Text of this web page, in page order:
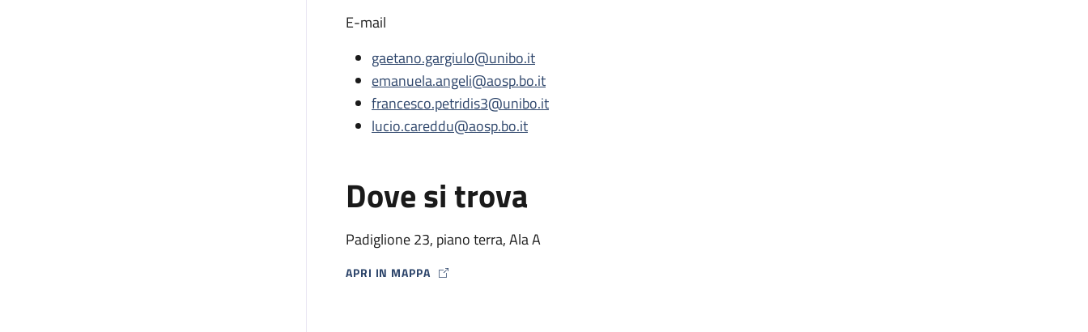
E-mail
gaetano.gargiulo@unibo.it
emanuela.angeli@aosp.bo.it
francesco.petridis3@unibo.it
lucio.careddu@aosp.bo.it
Dove si trova
Padiglione 23, piano terra, Ala A
APRI IN MAPPA
MAP ICON